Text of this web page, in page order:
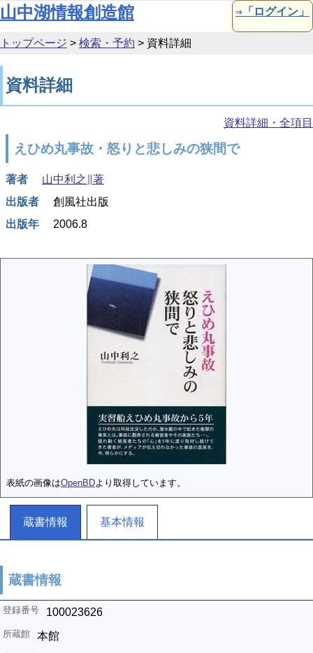
本文へ移動
山中湖情報創造館 ⇒「ログイン」
トップページ > 検索・予約 > 資料詳細
資料詳細
資料詳細・全項目
えひめ丸事故・怒りと悲しみの狭間で
著者
山中利之∥著
出版者
創風社出版
出版年
2006.8
表紙の画像はOpenBDより取得しています。
蔵書情報 基本情報
蔵書情報
100023626
本館